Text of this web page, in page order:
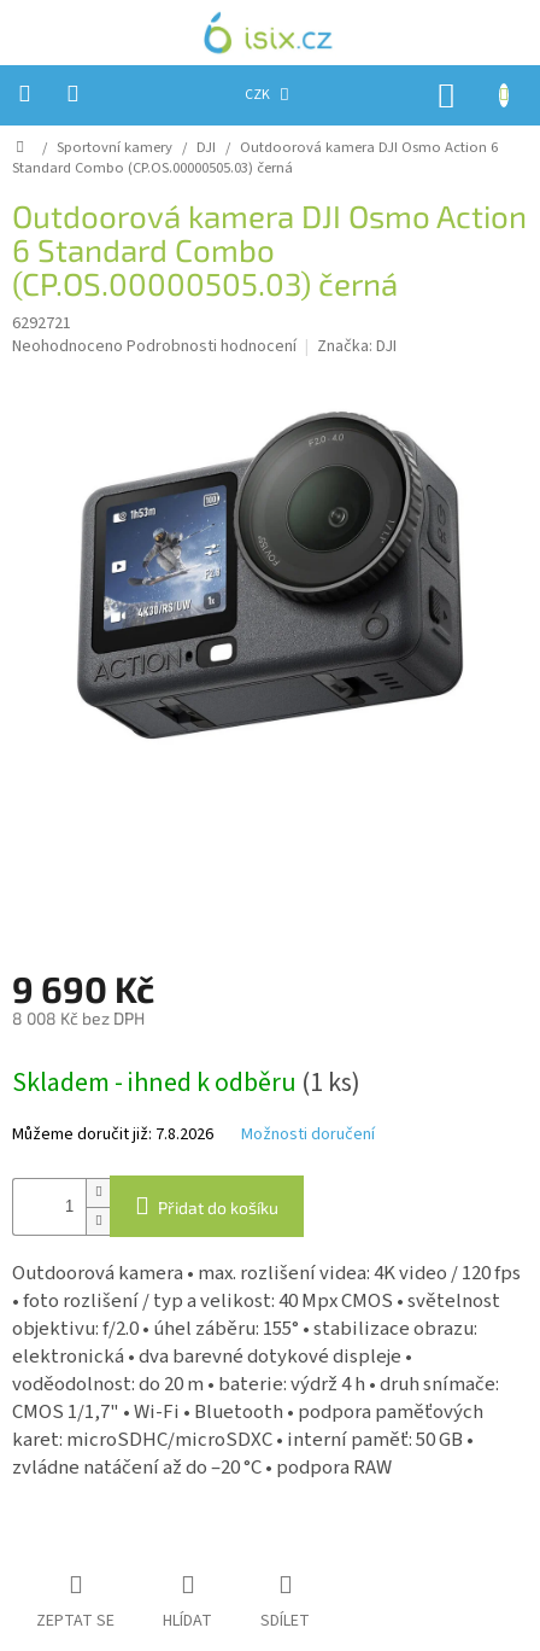
CZK
Úvod
Obchodní
podmínky
FIRMWARE
a
Hodnocení
Autoledničky
Autokamery
Teleskopické
Webkamery
náramky
IP
Domů
/ Sportovní kamery / DJI / Outdoorová kamera DJI Osmo Action 6
Standard Combo (CP.OS.00000505.03) černá
o
s
t
r
a
n
Outdoorová kamera DJI Osmo Action
6 Standard Combo
(CP.OS.00000505.03) černá
6292721
Průměrné
hvězdiček.
Neohodnoceno Podrobnosti hodnocení Značka: DJI
9 690 Kč
8 008 Kč bez DPH
cena:
Skladem - ihned k odběru (1 ks)
Můžeme doručit již: 7.8.2026 Možnosti doručení
Přidat do košíku
Outdoorová kamera • max. rozlišení videa: 4K video / 120 fps
• foto rozlišení / typ a velikost: 40 Mpx CMOS • světelnost
objektivu: f/2.0 • úhel záběru: 155° • stabilizace obrazu:
elektronická • dva barevné dotykové displeje •
voděodolnost: do 20 m • baterie: výdrž 4 h • druh snímače:
CMOS 1/1,7" • Wi-Fi • Bluetooth • podpora paměťových
karet: microSDHC/microSDXC • interní paměť: 50 GB •
zvládne natáčení až do –20 °C • podpora RAW
ZEPTAT SE HLÍDAT SDÍLET